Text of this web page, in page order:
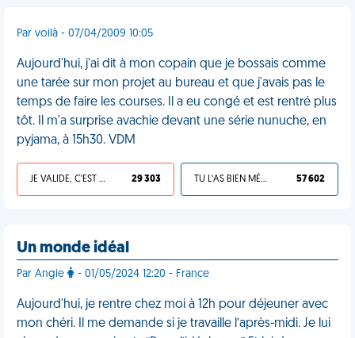
Par voilà - 07/04/2009 10:05
Aujourd'hui, j'ai dit à mon copain que je bossais comme
une tarée sur mon projet au bureau et que j'avais pas le
temps de faire les courses. Il a eu congé et est rentré plus
tôt. Il m'a surprise avachie devant une série nunuche, en
pyjama, à 15h30. VDM
JE VALIDE, C'EST UNE VDM 29 303 TU L'AS BIEN MÉRITÉ 57 602
Un monde idéal
Par Angie - 01/05/2024 12:20 - France
Aujourd'hui, je rentre chez moi à 12h pour déjeuner avec
mon chéri. Il me demande si je travaille l’après-midi. Je lui